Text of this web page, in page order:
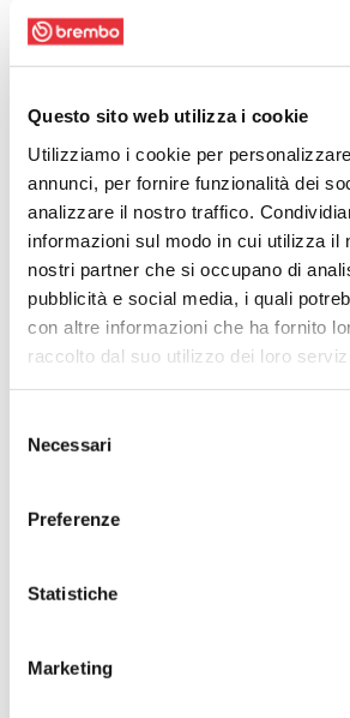
Questo sito web utilizza i cookie
Utilizziamo i cookie per
annunci, per fornire funzionalità dei
analizzare il nostro traffico.
informazioni sul modo in cui utilizza il
nostri partner che si occupano di
pubblicità e social media, i quali
con altre informazioni che ha fornito
raccolto dal suo utilizzo dei loro servizi.
delNecessari
Preferenze
Statistiche
Marketing